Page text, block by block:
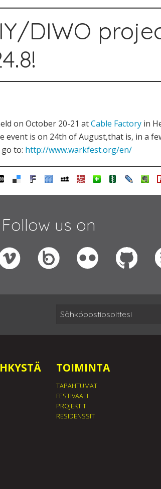
DIWO
on October 20-21 atCable Factory in
is on 24th of August,that is, in a
to: http://www.warkfest.org/en/
Follow us on
TOIMINTA
TAPAHTUMAT
FESTIVAALI
PROJEKTIT
RESIDENSSIT